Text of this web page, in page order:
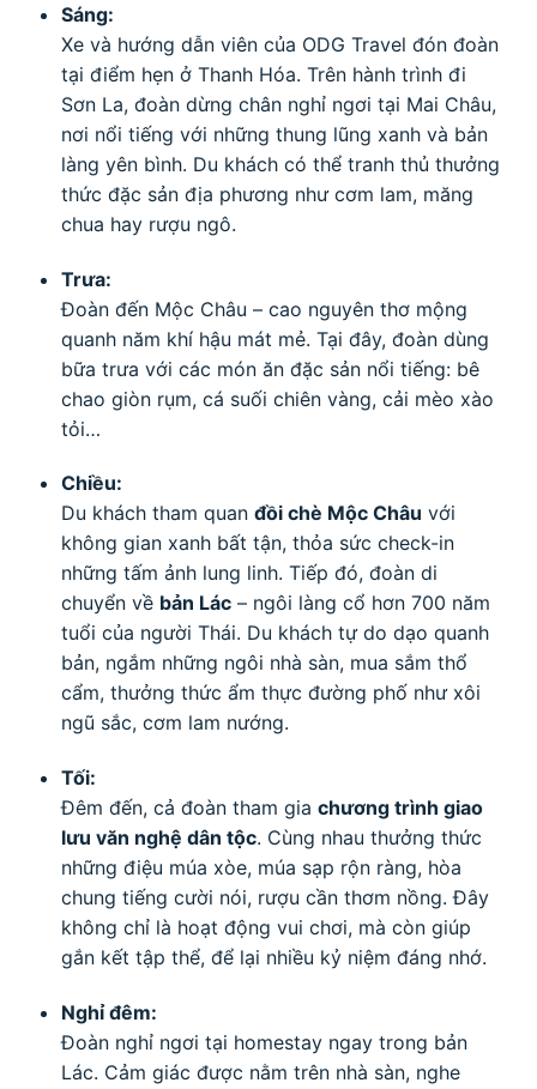
Sáng:
Xe và hướng dẫn viên của ODG Travel đón đoàn
tại điểm hẹn ở Thanh Hóa. Trên hành trình đi
Sơn La, đoàn dừng chân nghỉ ngơi tại Mai Châu,
nơi nổi tiếng với những thung lũng xanh và bản
làng yên bình. Du khách có thể tranh thủ thưởng
thức đặc sản địa phương như cơm lam, măng
chua hay rượu ngô.
Trưa:
Đoàn đến Mộc Châu – cao nguyên thơ mộng
quanh năm khí hậu mát mẻ. Tại đây, đoàn dùng
bữa trưa với các món ăn đặc sản nổi tiếng: bê
chao giòn rụm, cá suối chiên vàng, cải mèo xào
tỏi…
Chiều:
Du khách tham quan đồi chè Mộc Châu với
không gian xanh bất tận, thỏa sức check-in
những tấm ảnh lung linh. Tiếp đó, đoàn di
chuyển về bản Lác– ngôi làng cổ hơn 700 năm
tuổi của người Thái. Du khách tự do dạo quanh
bản, ngắm những ngôi nhà sàn, mua sắm thổ
cẩm, thưởng thức ẩm thực đường phố như xôi
ngũ sắc, cơm lam nướng.
Tối:
Đêm đến, cả đoàn tham gia chương trình giao
lưu văn nghệ dân tộc. Cùng nhau thưởng thức
những điệu múa xòe, múa sạp rộn ràng, hòa
chung tiếng cười nói, rượu cần thơm nồng. Đây
không chỉ là hoạt động vui chơi, mà còn giúp
gắn kết tập thể, để lại nhiều kỷ niệm đáng nhớ.
Nghỉ đêm:
Đoàn nghỉ ngơi tại homestay ngay trong bản
Lác. Cảm giác được nằm trên nhà sàn, nghe